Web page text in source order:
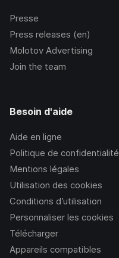
Presse
Press releases (en)
Molotov Advertising
Join the team
Besoin d'aide
Aide en ligne
Politique de confidentialité
Mentions légales
Utilisation des cookies
Conditions d’utilisation
Personnaliser les cookies
Télécharger
Appareils compatibles